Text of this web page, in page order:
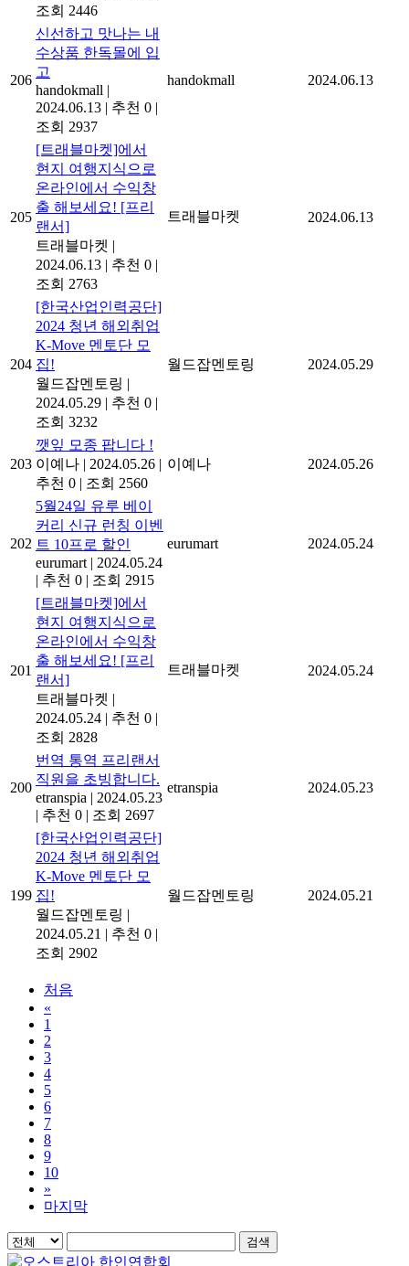
조회 2446
206
신선하고 맛나는 내
수상품 한독몰에 입
고
handokmall |
2024.06.13 | 추천 0 |
조회 2937
handokmall 2024.06.13
205
[트래블마켓]에서
현지 여행지식으로
온라인에서 수익창
출 해보세요! [프리
랜서]
트래블마켓 |
2024.06.13 | 추천 0 |
조회 2763
트래블마켓 2024.06.13
204
[한국산업인력공단]
2024 청년 해외취업
K-Move 멘토단 모
집!
월드잡멘토링 |
2024.05.29 | 추천 0 |
조회 3232
월드잡멘토링 2024.05.29
203
깻잎 모종 팝니다 !
이예나 | 2024.05.26 |
추천 0 | 조회 2560
이예나 2024.05.26
202
5월24일 유루 베이
커리 신규 런칭 이벤
트 10프로 할인
eurumart | 2024.05.24
| 추천 0 | 조회 2915
eurumart 2024.05.24
201
[트래블마켓]에서
현지 여행지식으로
온라인에서 수익창
출 해보세요! [프리
랜서]
트래블마켓 |
2024.05.24 | 추천 0 |
조회 2828
트래블마켓 2024.05.24
200
번역 통역 프리랜서
직원을 초빙합니다.
etranspia | 2024.05.23
| 추천 0 | 조회 2697
etranspia 2024.05.23
199
[한국산업인력공단]
2024 청년 해외취업
K-Move 멘토단 모
집!
월드잡멘토링 |
2024.05.21 | 추천 0 |
조회 2902
월드잡멘토링 2024.05.21
처음
«
1
2
3
4
5
6
7
8
9
10
»
마지막
검색